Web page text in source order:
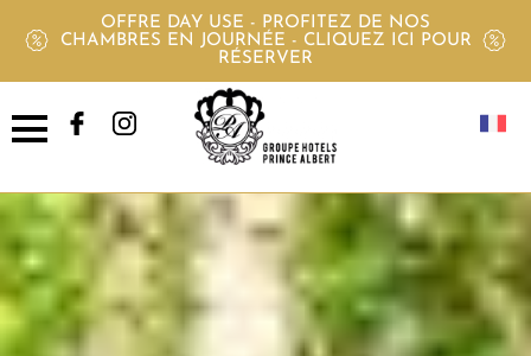
OFFRE DAY USE - PROFITEZ DE NOS
CHAMBRES EN JOURNÉE - CLIQUEZ ICI POUR
RÉSERVER